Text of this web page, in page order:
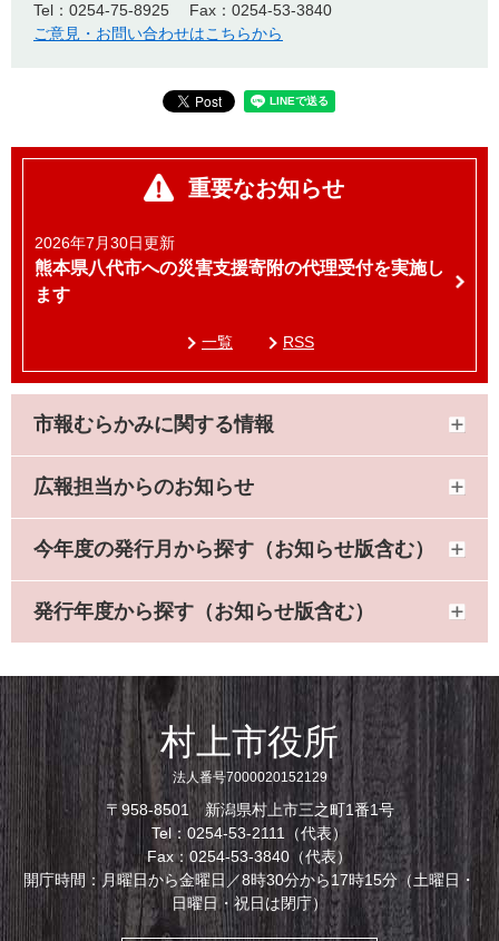
Tel：0254-75-8925
Fax：0254-53-3840
ご意見・お問い合わせはこちらから
重要なお知らせ
2026年7月30日更新
熊本県八代市への災害支援寄附の代理受付を実施し
ます
一覧 RSS
市報むらかみに関する情報
広報担当からのお知らせ
今年度の発行月から探す（お知らせ版含む）
発行年度から探す（お知らせ版含む）
村上市役所
法人番号7000020152129
〒958-8501 新潟県村上市三之町1番1号
Tel：0254-53-2111（代表）
Fax：0254-53-3840（代表）
開庁時間：月曜日から金曜日／8時30分から17時15分（土曜日・
日曜日・祝日は閉庁）